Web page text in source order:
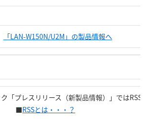
「LAN-W150N/U2M」の製品情報へ
「プレスリリース（新製品情報）」ではRSS
RSSとは・・・？